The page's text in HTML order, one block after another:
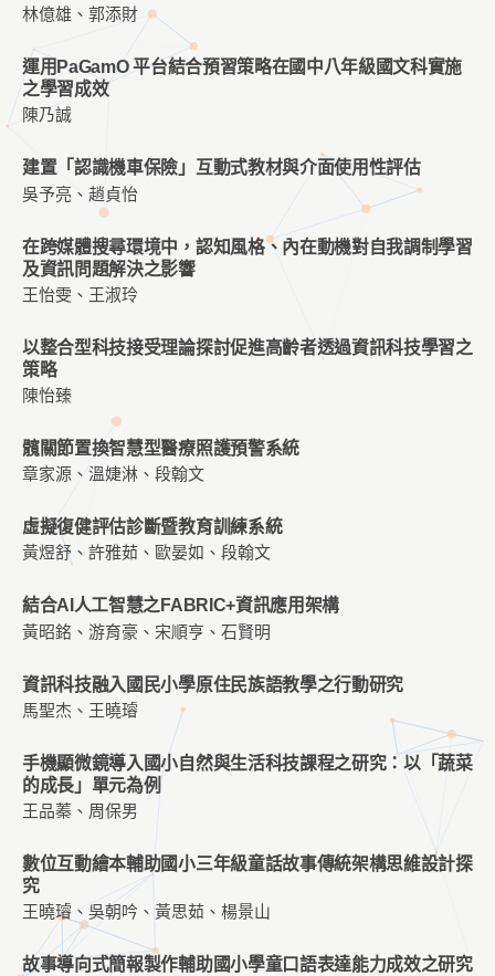
林億雄、郭添財
運用PaGamO 平台結合預習策略在國中八年級國文科實施
之學習成效
陳乃誠
建置「認識機車保險」互動式教材與介面使用性評估
吳予亮、趙貞怡
在跨媒體搜尋環境中，認知風格、內在動機對自我調制學習
及資訊問題解決之影響
王怡雯、王淑玲
以整合型科技接受理論探討促進高齡者透過資訊科技學習之
策略
陳怡臻
髖關節置換智慧型醫療照護預警系統
章家源、溫婕淋、段翰文
虛擬復健評估診斷暨教育訓練系統
黃煜舒、許雅茹、歐晏如、段翰文
結合AI人工智慧之FABRIC+資訊應用架構
黃昭銘、游育豪、宋順亨、石賢明
資訊科技融入國民小學原住民族語教學之行動研究
馬聖杰、王曉璿
手機顯微鏡導入國小自然與生活科技課程之研究：以「蔬菜
的成長」單元為例
王品蓁、周保男
數位互動繪本輔助國小三年級童話故事傳統架構思維設計探
究
王曉璿、吳朝吟、黃思茹、楊景山
故事導向式簡報製作輔助國小學童口語表達能力成效之研究